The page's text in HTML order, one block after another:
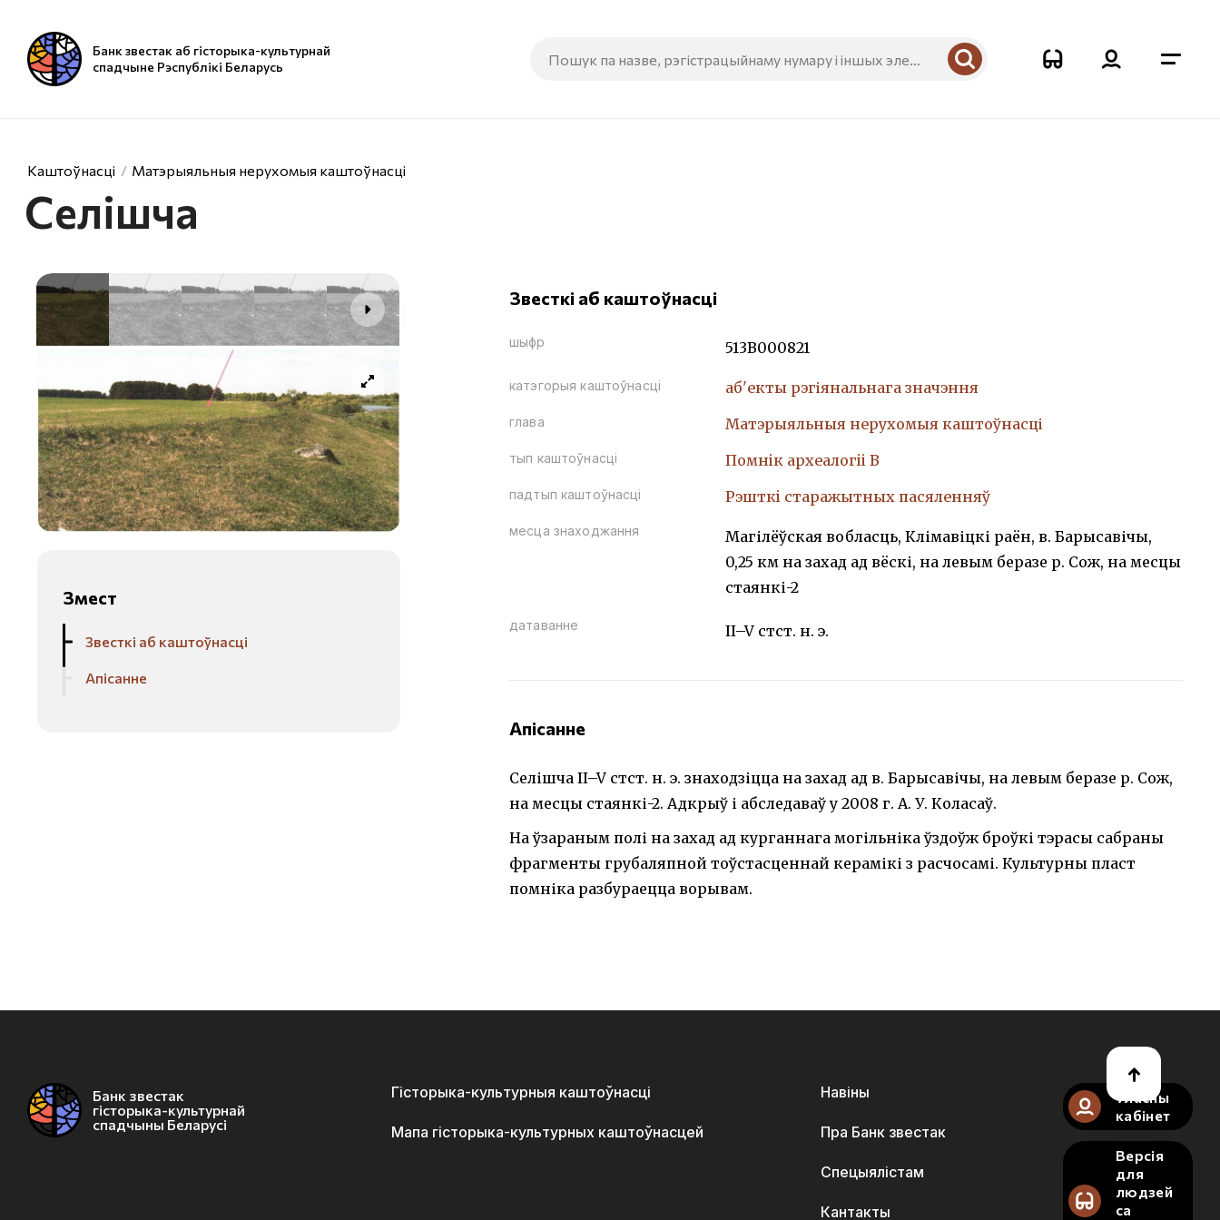
Банк звестак аб гісторыка-культурнай
спадчыне Рэспублікі Беларусь
Каштоўнасці Матэрыяльныя нерухомыя каштоўнасці
Селішча
Змест
Звесткі аб каштоўнасці
Апісанне
Звесткі аб каштоўнасці
шыфр 513В000821
катэгорыя каштоўнасці аб'екты рэгіянальнага значэння
глава Матэрыяльныя нерухомыя каштоўнасці
тып каштоўнасці Помнiк археалогii В
падтып каштоўнасці Рэшткi старажытных пасяленняў
месца знаходжання
Магілёўская вобласць, Клімавіцкі раён, в. Барысавічы,
0,25 км на захад ад вёскі, на левым беразе р. Сож, на месцы
стаянкі-2
датаванне II–V стст. н. э.
Апісанне
Селішча II–V стст. н. э. знаходзіцца на захад ад в. Барысавічы, на левым беразе р. Сож,
на месцы стаянкі-2. Адкрыў і абследаваў у 2008 г. А. У. Коласаў.
На ўзараным полі на захад ад курганнага могільніка ўздоўж броўкі тэрасы сабраны
фрагменты грубаляпной тоўстасценнай керамікі з расчосамі. Культурны пласт
помніка разбураецца ворывам.
Банк звестак
гісторыка-культурнай
спадчыны Беларусі
Гісторыка-культурныя каштоўнасці
Мапа гісторыка-культурных каштоўнасцей
Навіны
Пра Банк звестак
Спецыялістам
Кантакты
Уласны
кабінет
Версія
для
людзей
са